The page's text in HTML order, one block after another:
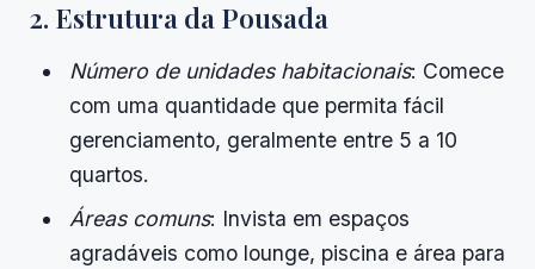
2. Estrutura da Pousada
Número de unidades habitacionais: Comece
com uma quantidade que permita fácil
gerenciamento, geralmente entre 5 a 10
quartos.
Áreas comuns: Invista em espaços
agradáveis como lounge, piscina e área para